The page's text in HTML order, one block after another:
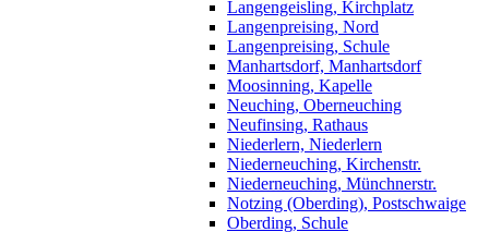
Langengeisling, Kirchplatz
Langenpreising, Nord
Langenpreising, Schule
Manhartsdorf, Manhartsdorf
Moosinning, Kapelle
Neuching, Oberneuching
Neufinsing, Rathaus
Niederlern, Niederlern
Niederneuching, Kirchenstr.
Niederneuching, Münchnerstr.
Notzing (Oberding), Postschwaige
Oberding, Schule